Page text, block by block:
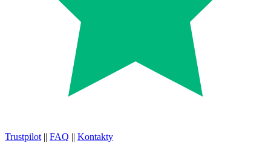
Trustpilot || FAQ || Kontakty